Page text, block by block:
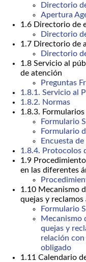
Directorio
Apertura
1.6 Directorio de
Directorio
1.7 Directorio de
Directorio
1.8 Servicio al
de atención
Preguntas
1.8.1. Servicio al
1.8.2. Normas
1.8.3. Formularios
Formulario
Formulario
Encuesta
1.8.4. Protocolos
1.9
en las diferentes
1.10 Mecanismo
quejas y
Formulario
Mecanismo
quejas y
relación
obligado
1.11 Calendario